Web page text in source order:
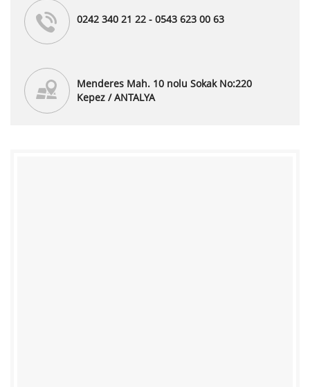
0242 340 21 22 - 0543 623 00 63
Menderes Mah. 10 nolu Sokak No:220
Kepez / ANTALYA